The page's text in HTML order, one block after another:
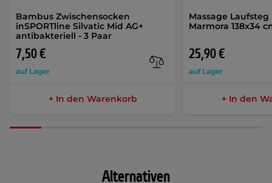
Bambus Zwischensocken
inSPORTline Silvatic Mid AG+
antibakteriell - 3 Paar
7,50 €
auf Lager
+ In den Warenkorb
Massage Laufsteg
Marmora 138x34
25,90 €
auf Lager
+ In den
Alternativen